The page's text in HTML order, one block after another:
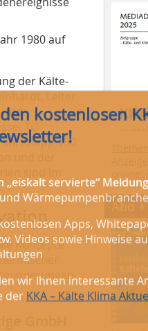
1980 auf
der Kälte-
Leiter
und
TU
Knapp 150
und der
sind im
Konzepte
GmbH
Wärmepumpenbranche
Apps,
Videos sowie Hinweise
wir Ihnen interessante
der
KKA – Kälte Klima Aktuell
Verifizierung
Hier klicken
Sie sich jetzt an!
in den letzten Newsletter
Abo +